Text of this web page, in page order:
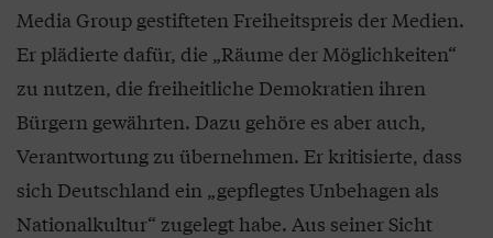
Media Group gestifteten Freiheitspreis der Medien.
Er plädierte dafür, die „Räume der Möglichkeiten“
zu nutzen, die freiheitliche Demokratien ihren
Bürgern gewährten. Dazu gehöre es aber auch,
Verantwortung zu übernehmen. Er kritisierte, dass
sich Deutschland ein „gepflegtes Unbehagen als
Nationalkultur“ zugelegt habe. Aus seiner Sicht